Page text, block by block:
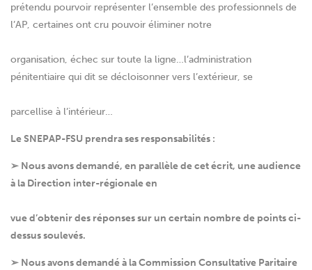
prétendu pourvoir représenter l’ensemble des professionnels de
l’AP, certaines ont cru pouvoir éliminer notre
organisation, échec sur toute la ligne…l’administration
pénitentiaire qui dit se décloisonner vers l’extérieur, se
parcellise à l’intérieur…
Le SNEPAP-FSU prendra ses responsabilités :
➢ Nous avons demandé, en parallèle de cet écrit, une audience
à la Direction inter-régionale en
vue d’obtenir des réponses sur un certain nombre de points ci-
dessus soulevés.
➢ Nous avons demandé à la Commission Consultative Paritaire